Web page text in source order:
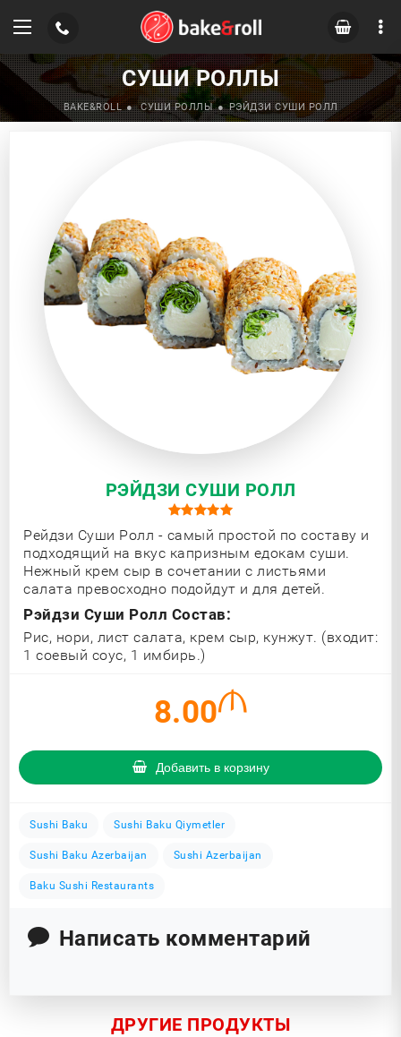
СУШИ РОЛЛЫ
BAKE&ROLL СУШИ РОЛЛЫ РЭЙДЗИ СУШИ РОЛЛ
РЭЙДЗИ СУШИ РОЛЛ
Рейдзи Суши Ролл - самый простой по составу и
подходящий на вкус капризным едокам суши.
Нежный крем сыр в сочетании с листьями
салата превосходно подойдут и для детей.
Рэйдзи Суши Ролл Состав:
Рис, нори, лист салата, крем сыр, кунжут. (входит:
1 соевый соус, 1 имбирь.)
8.00
Добавить в корзину
Sushi Baku Sushi Baku Qiymetler
Sushi Baku Azerbaijan Sushi Azerbaijan
Baku Sushi Restaurants
Написать комментарий
ДРУГИЕ ПРОДУКТЫ